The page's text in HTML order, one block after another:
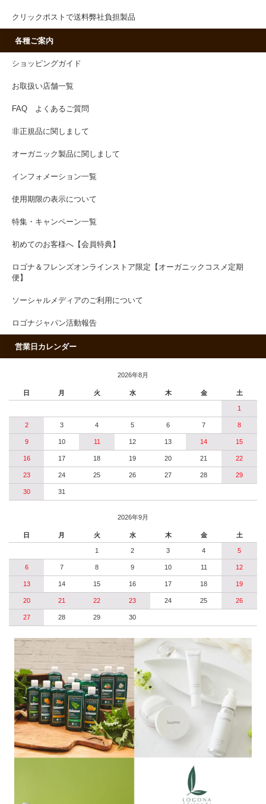
クリックポストで送料弊社負担製品
各種ご案内
ショッピングガイド
お取扱い店舗一覧
FAQ よくあるご質問
非正規品に関しまして
オーガニック製品に関しまして
インフォメーション一覧
使用期限の表示について
特集・キャンペーン一覧
初めてのお客様へ【会員特典】
ロゴナ＆フレンズオンラインストア限定【オーガニックコスメ定期
便】
ソーシャルメディアのご利用について
ロゴナジャパン活動報告
営業日カレンダー
2026年8月
日 月 火 水 木 金 土
1
2 3 4 5 6 7 8
9 10 11 12 13 14 15
16 17 18 19 20 21 22
23 24 25 26 27 28 29
30 31
2026年9月
日 月 火 水 木 金 土
1 2 3 4 5
6 7 8 9 10 11 12
13 14 15 16 17 18 19
20 21 22 23 24 25 26
27 28 29 30